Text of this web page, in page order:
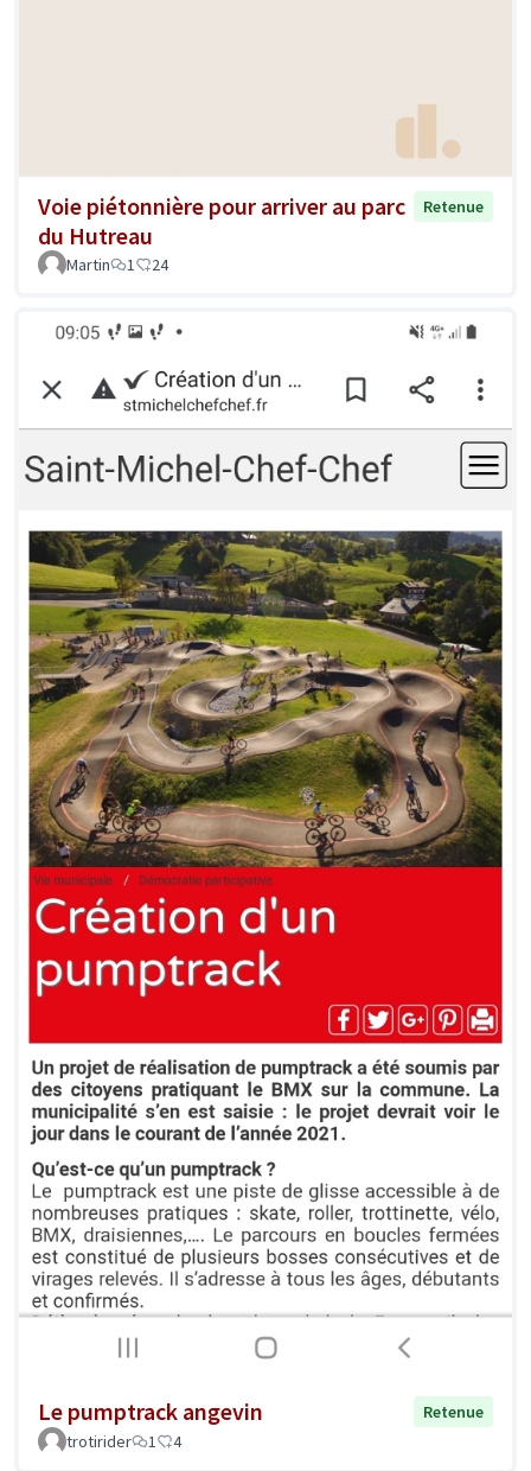
Voie piétonnière pour arriver au parc
du Hutreau
Retenue
Martin 1 24
Le pumptrack angevin
Retenue
trotirider
1 4